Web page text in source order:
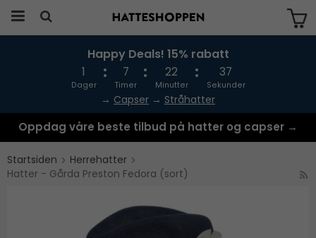
Produktet har blitt lagt til i handlekurven
Happy Deals! 15% rabatt
1
Dager
7
Timer
22
Minutter
37
Sekunder
→ Capser → Stråhatter
Oppdag våre beste tilbud på hatter og capser →
Startsiden
Herrehatter
Hatter - Gårda Preston Fedora (sort)